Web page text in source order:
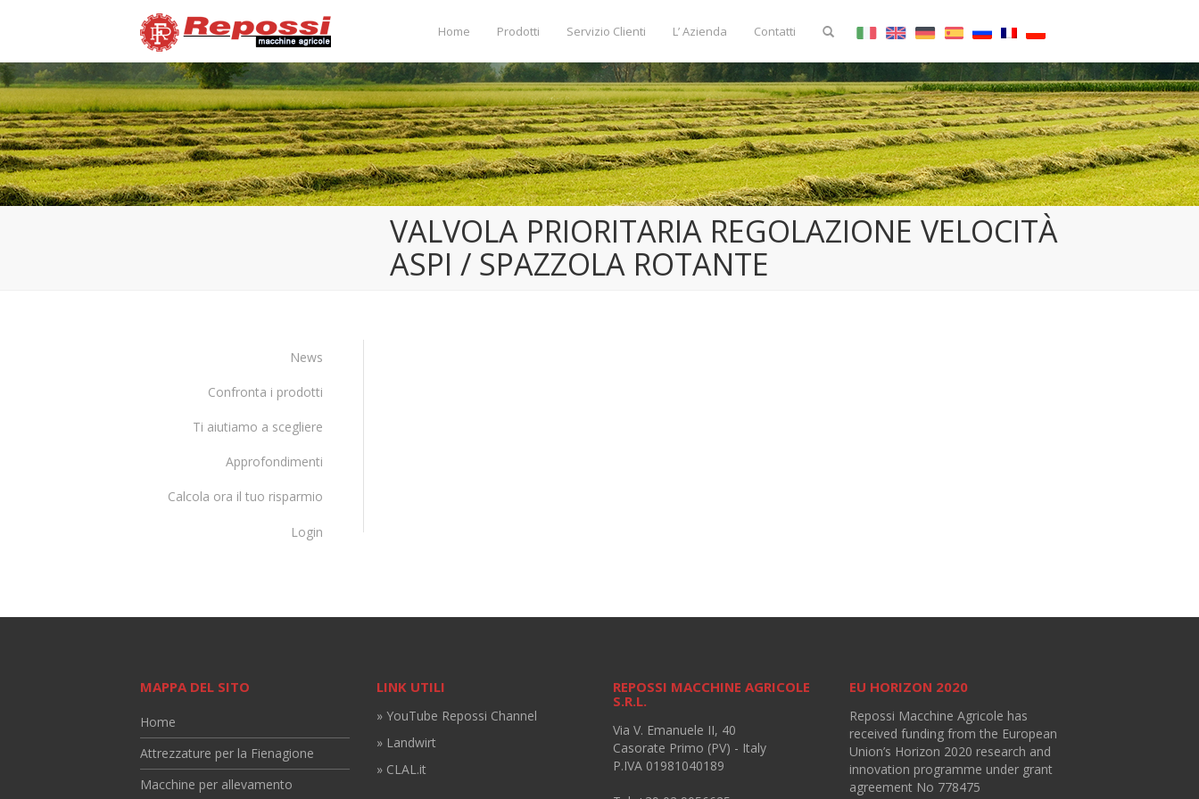
Home Prodotti Servizio Clienti L’ Azienda Contatti
VALVOLA PRIORITARIA REGOLAZIONE VELOCITÀ
ASPI / SPAZZOLA ROTANTE
News
Confronta i prodotti
Ti aiutiamo a scegliere
Approfondimenti
Calcola ora il tuo risparmio
Login
MAPPA DEL SITO
Home
Attrezzature per la Fienagione
Macchine per allevamento
LINK UTILI
» YouTube Repossi Channel
» Landwirt
» CLAL.it
REPOSSI MACCHINE AGRICOLE
S.R.L.
Via V. Emanuele II, 40
Casorate Primo (PV) - Italy
P.IVA 01981040189
EU HORIZON 2020
Repossi Macchine Agricole has
received funding from the European
Union’s Horizon 2020 research and
innovation programme under grant
agreement No 778475